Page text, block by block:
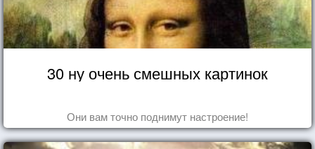
30 ну очень смешных картинок
Они вам точно поднимут настроение!